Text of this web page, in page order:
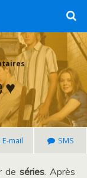
♥
E-mail SMS
de séries. Après